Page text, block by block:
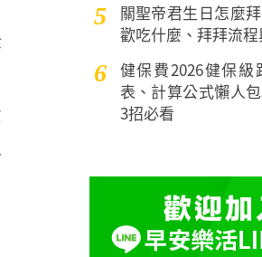
5
關聖帝君生日怎麼
歡吃什麼、拜拜流
6
健保費2026健保
表、計算公式懶人
3招必看